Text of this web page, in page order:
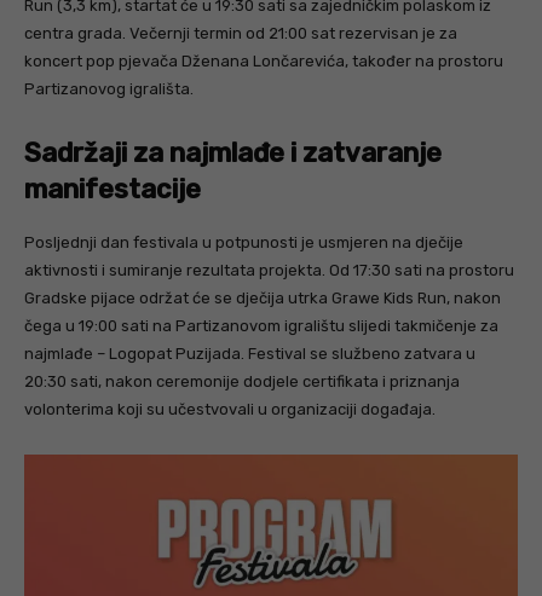
Run (3,3 km), startat će u 19:30 sati sa zajedničkim polaskom iz
centra grada. Večernji termin od 21:00 sat rezervisan je za
koncert pop pjevača Dženana Lončarevića, također na prostoru
Partizanovog igrališta.
Sadržaji za najmlađe i zatvaranje
manifestacije
Posljednji dan festivala u potpunosti je usmjeren na dječije
aktivnosti i sumiranje rezultata projekta. Od 17:30 sati na prostoru
Gradske pijace održat će se dječija utrka Grawe Kids Run, nakon
čega u 19:00 sati na Partizanovom igralištu slijedi takmičenje za
najmlađe – Logopat Puzijada. Festival se službeno zatvara u
20:30 sati, nakon ceremonije dodjele certifikata i priznanja
volonterima koji su učestvovali u organizaciji događaja.